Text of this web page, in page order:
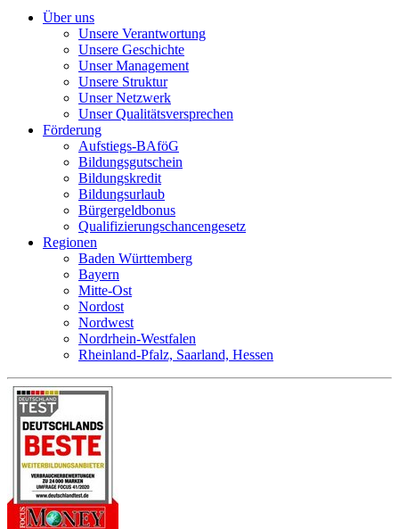
Über uns
Unsere Verantwortung
Unsere Geschichte
Unser Management
Unsere Struktur
Unser Netzwerk
Unser Qualitätsversprechen
Förderung
Aufstiegs-BAföG
Bildungsgutschein
Bildungskredit
Bildungsurlaub
Bürgergeldbonus
Qualifizierungschancengesetz
Regionen
Baden Württemberg
Bayern
Mitte-Ost
Nordost
Nordwest
Nordrhein-Westfalen
Rheinland-Pfalz, Saarland, Hessen